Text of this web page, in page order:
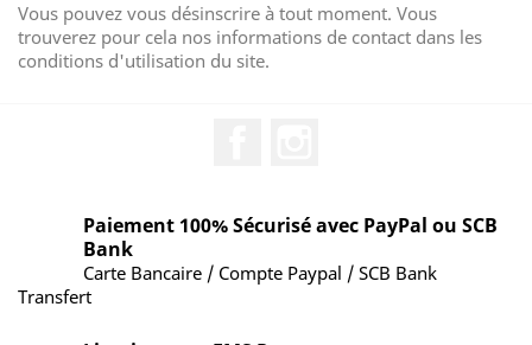
Vous pouvez vous désinscrire à tout moment. Vous
trouverez pour cela nos informations de contact dans les
conditions d'utilisation du site.
Paiement 100% Sécurisé avec PayPal ou SCB
Bank
Carte Bancaire / Compte Paypal / SCB Bank
Transfert